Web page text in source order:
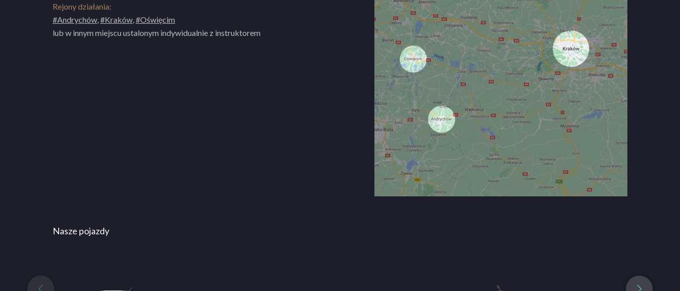
Rejony działania:
#Andrychów,#Kraków,#Oświęcim
lub w innym miejscu ustalonym indywidualnie z instruktorem
Nasze pojazdy